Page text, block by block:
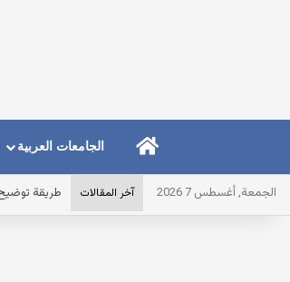
الرئيسيةالجامعات العربية
الجمعة, أغسطس 7 2026 آخر المقالات طريقة